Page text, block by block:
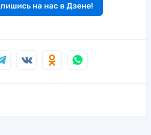
на нас в Дзене!